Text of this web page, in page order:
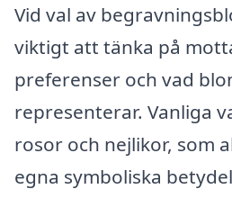
Vid val av
viktigt att tänka på
preferenser och vad
representerar. Vanliga
rosor och nejlikor, som
egna symboliska